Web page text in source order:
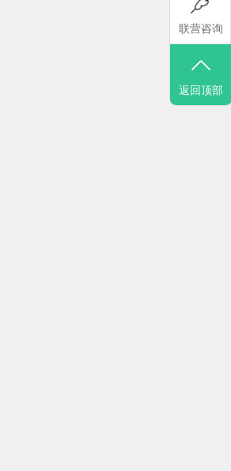
联营咨询
返回顶部